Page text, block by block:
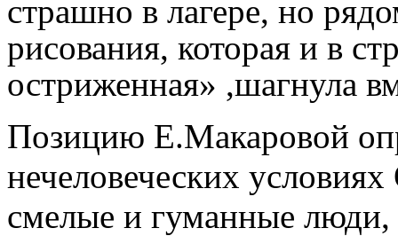
страшно в лагере, но
рисования, которая и в
остриженная» ,шагнула
Позицию Е.Макаровой
нечеловеческих
смелые и гуманные